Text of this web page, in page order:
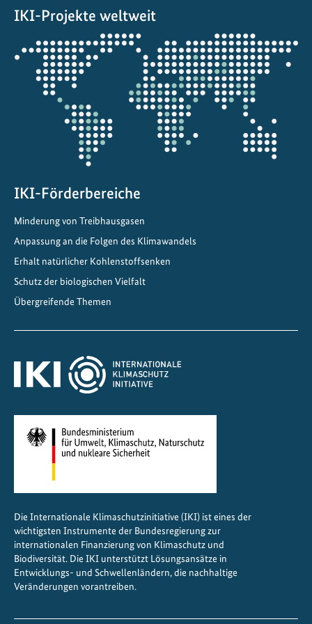
f
t
:
S
k
a
n
k
n
s
a
r
m
e
IKI-Projekte weltweit
Öffnet
die
Projektkarte
IKI-Förderbereiche
Minderung von Treibhausgasen
Anpassung an die Folgen des Klimawandels
Erhalt natürlicher Kohlenstoffsenken
Schutz der biologischen Vielfalt
Übergreifende Themen
Die Internationale Klimaschutzinitiative (IKI) ist eines der
wichtigsten Instrumente der Bundesregierung zur
internationalen Finanzierung von Klimaschutz und
Biodiversität. Die IKI unterstützt Lösungsansätze in
Entwicklungs- und Schwellenländern, die nachhaltige
Veränderungen vorantreiben.